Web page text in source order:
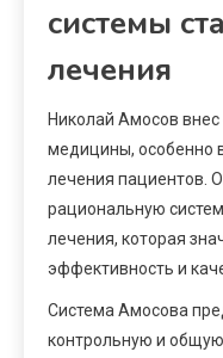
системы
лечения
Николай Амосов
медицины, особенно
лечения пациентов.
рациональную
лечения, которая
эффективность и
Система Амосова
контрольную и